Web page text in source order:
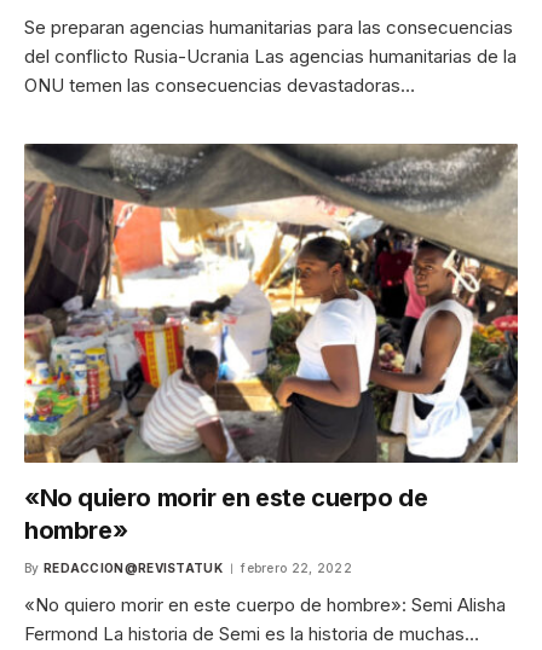
Se preparan agencias humanitarias para las consecuencias
del conflicto Rusia-Ucrania Las agencias humanitarias de la
ONU temen las consecuencias devastadoras…
«No quiero morir en este cuerpo de
hombre»
By REDACCION@REVISTATUK febrero 22, 2022
«No quiero morir en este cuerpo de hombre»: Semi Alisha
Fermond La historia de Semi es la historia de muchas…